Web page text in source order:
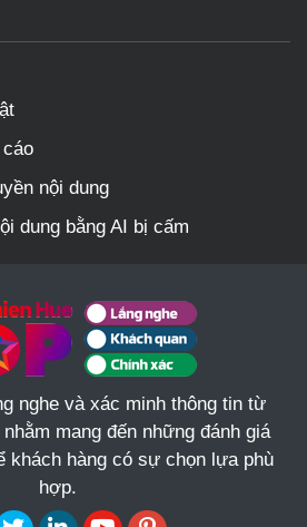
nội dung
dung bằng AI bị cấm
nghe và xác minh thông tin từ
mang đến những đánh giá
khách hàng có sự chọn lựa phù
hợp.